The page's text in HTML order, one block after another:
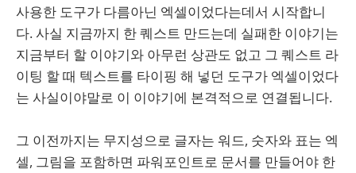
사용한 도구가 다름아닌 엑셀이었다는데서 시작합니
다. 사실 지금까지 한 퀘스트 만드는데 실패한 이야기는
지금부터 할 이야기와 아무런 상관도 없고 그 퀘스트 라
이팅 할 때 텍스트를 타이핑 해 넣던 도구가 엑셀이었다
는 사실이야말로 이 이야기에 본격적으로 연결됩니다.
그 이전까지는 무지성으로 글자는 워드, 숫자와 표는 엑
셀, 그림을 포함하면 파워포인트로 문서를 만들어야 한